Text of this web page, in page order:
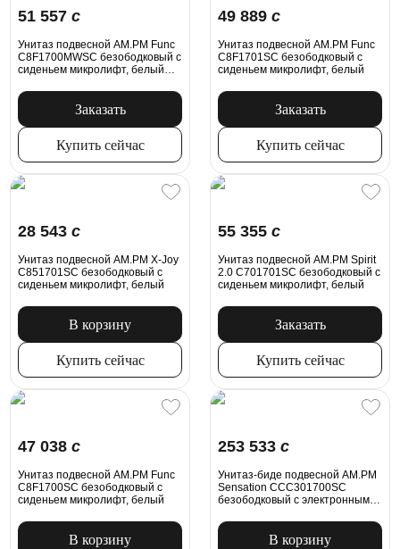
51 557 c
Унитаз подвесной AM.PM Func
C8F1700MWSC безободковый с
сиденьем микролифт, белый
Заказать
Купить сейчас
49 889 c
Унитаз подвесной AM.PM Func
C8F1701SC безободковый с
сиденьем микролифт, белый
Заказать
Купить сейчас
28 543 c
Унитаз подвесной AM.PM X-Joy
C851701SC безободковый с
сиденьем микролифт, белый
В корзину
Купить сейчас
55 355 c
Унитаз подвесной AM.PM Spirit
2.0 C701701SC безободковый с
сиденьем микролифт, белый
Заказать
Купить сейчас
47 038 c
Унитаз подвесной AM.PM Func
C8F1700SC безободковый с
сиденьем микролифт, белый
В корзину
253 533 c
Унитаз-биде подвесной AM.PM
Sensation CCC301700SC
безободковый с электронным
В корзину